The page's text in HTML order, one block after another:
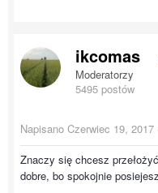
ikcomas
Moderatorzy
5495 postów
Napisano Czerwiec 19, 2017
Znaczy się chcesz
dobre, bo spokojnie